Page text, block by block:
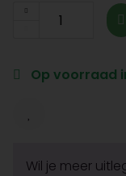
Op voorraad
Wil je meer